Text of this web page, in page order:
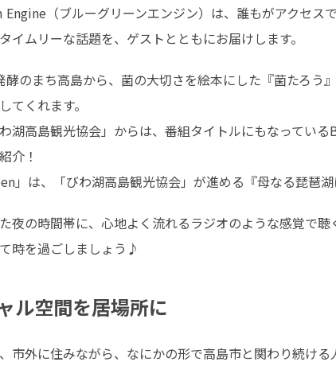
（ブルーグリーンエンジン）は、誰もがアクセス
イムリーな話題を、ゲストとともにお届けします。
のまち高島から、菌の大切さを絵本にした『菌たろう
てくれます。
湖高島観光協会」からは、番組タイトルにもなってい
介！
」は、「びわ湖高島観光協会」が進める『母なる琵琶
夜の時間帯に、心地よく流れるラジオのような感覚で
時を過ごしましょう♪
ル空間を居場所に
市外に住みながら、なにかの形で高島市と関わり続け